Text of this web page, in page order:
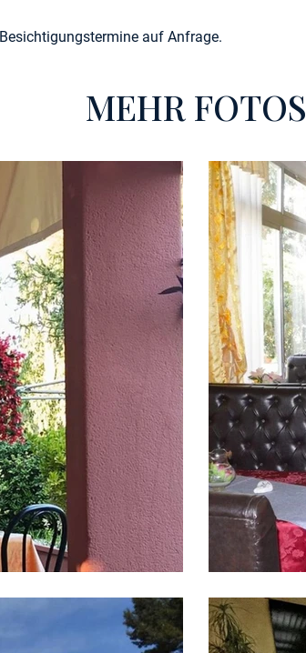
auf Anfrage.
MEHR FOTOS